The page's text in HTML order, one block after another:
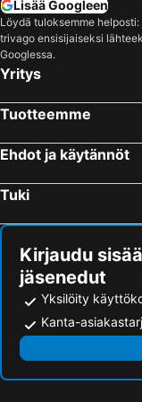
Lisää Googleen
Löydä tuloksemme helposti:
trivago ensisijaiseksi
Googlessa.
Yritys
Tuotteemme
Ehdot ja käytännöt
Tuki
Kirjaudu
jäsenedut
Yksilöity
Kanta-